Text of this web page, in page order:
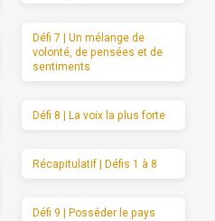
Défi 7 | Un mélange de
volonté, de pensées et de
sentiments
Défi 8 | La voix la plus forte
Récapitulatif | Défis 1 à 8
Défi 9 | Posséder le pays